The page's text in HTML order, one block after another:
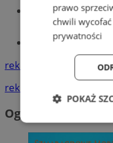
Wiadomości
reklama
reklama
Ogłoszenia
prawo
chwili
prywatności
POKAŻ
Niezbędne